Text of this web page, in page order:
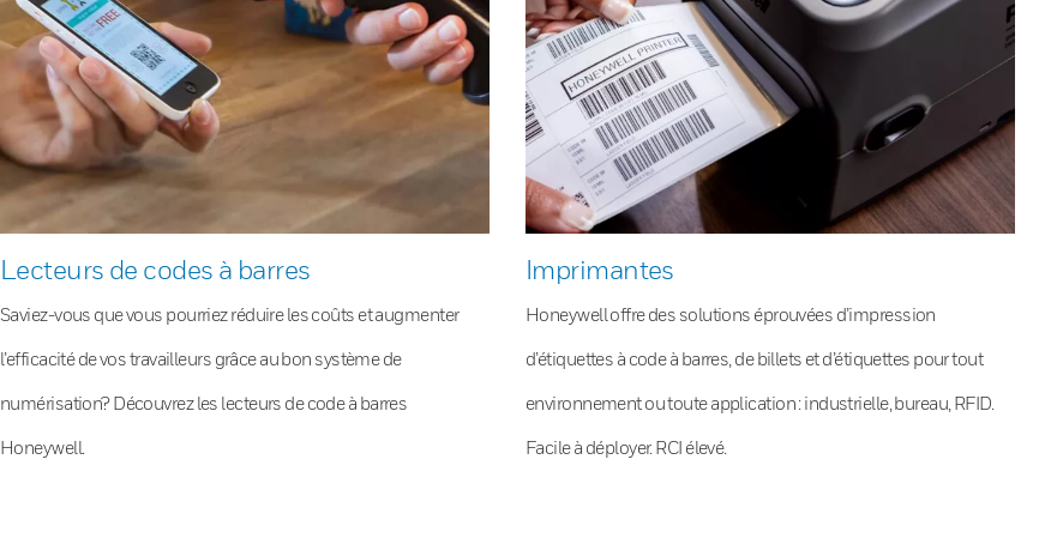
Lecteurs de codes à barres
Saviez-vous que vous pourriez réduire les coûts et augmenter
l’efficacité de vos travailleurs grâce au bon système de
numérisation? Découvrez les lecteurs de code à barres
Honeywell.
Imprimantes
Honeywell offre des solutions éprouvées d’impression
d’étiquettes à code à barres, de billets et d’étiquettes pour tout
environnement ou toute application : industrielle, bureau, RFID.
Facile à déployer. RCI élevé.